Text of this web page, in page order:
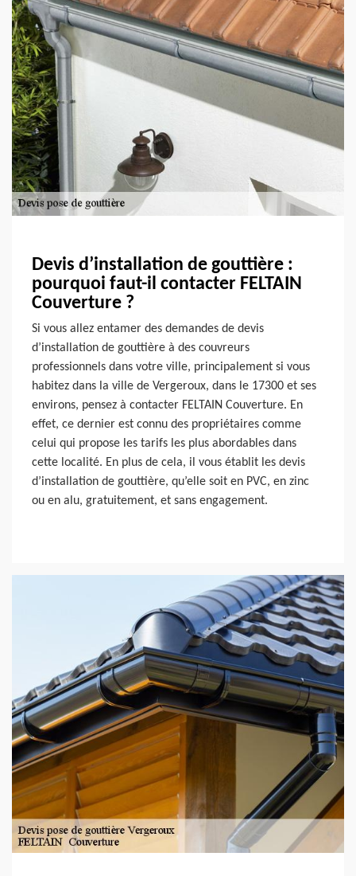
Devis d’installation de gouttière :
pourquoi faut-il contacter FELTAIN
Couverture ?
Si vous allez entamer des demandes de devis
d’installation de gouttière à des couvreurs
professionnels dans votre ville, principalement si vous
habitez dans la ville de Vergeroux, dans le 17300 et ses
environs, pensez à contacter FELTAIN Couverture. En
effet, ce dernier est connu des propriétaires comme
celui qui propose les tarifs les plus abordables dans
cette localité. En plus de cela, il vous établit les devis
d’installation de gouttière, qu’elle soit en PVC, en zinc
ou en alu, gratuitement, et sans engagement.